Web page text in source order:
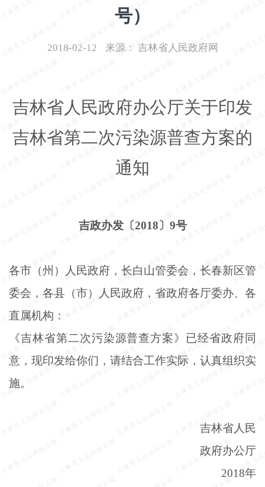
号）
2018-02-12 来源： 吉林省人民政府网
吉林省人民政府办公厅关于印发
吉林省第二次污染源普查方案的
通知
吉政办发〔2018〕9号
各市（州）人民政府，长白山管委会，长春新区管
委会，各县（市）人民政府，省政府各厅委办、各
直属机构：
《吉林省第二次污染源普查方案》已经省政府同
意，现印发给你们，请结合工作实际，认真组织实
施。
吉林省人民
政府办公厅
2018年